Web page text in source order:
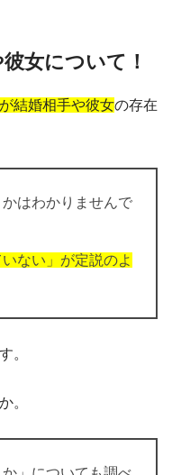
女について！
結婚相手や彼女の存在
はわかりませんで
ない」が定説のよ
。
。